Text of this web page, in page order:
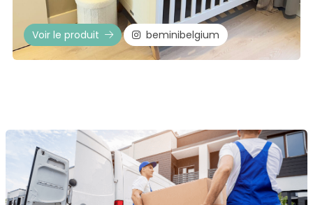
Voir le produit beminibelgium